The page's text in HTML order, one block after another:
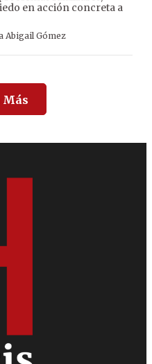
en acción concreta a
Abigail Gómez
Más